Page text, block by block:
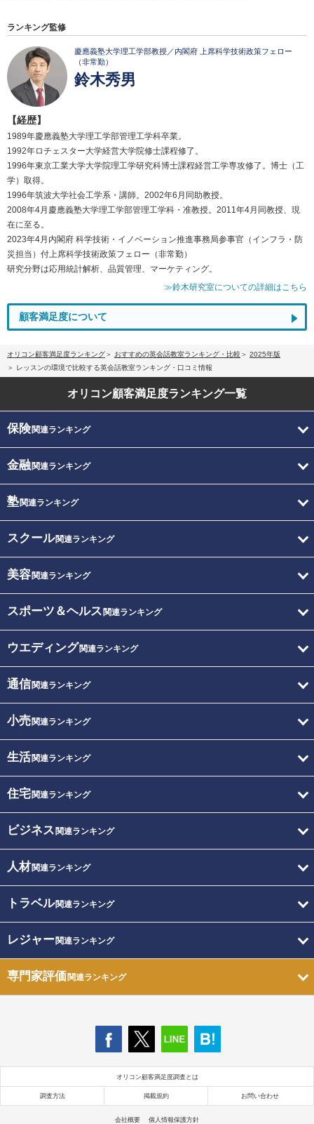
ランキング監修
慶應義塾大学理工学部教授／内閣府 上席科学技術政策フェロー
（非常勤）
鈴木秀男
【経歴】
1989年慶應義塾大学理工学部管理工学科卒業。
1992年ロチェスター大学経営大学院修士課程修了。
1996年東京工業大学大学院理工学研究科博士課程経営工学専攻修了。博士（工
学）取得。
1996年筑波大学社会工学系・講師。2002年6月同助教授。
2008年4月慶應義塾大学理工学部管理工学科・准教授。2011年4月同教授、現
在に至る。
2023年4月内閣府 科学技術・イノベーション推進事務局参事官（インフラ・防
災担当）付上席科学技術政策フェロー（非常勤）
研究分野は応用統計解析、品質管理、マーケティング。
≫鈴木研究室についての詳細はこちら
顧客満足度について
オリコン顧客満足度ランキング おすすめの英会話教室ランキング・比較
2025年版
レッスンの環境で比較する英会話教室ランキング・口コミ情報
オリコン顧客満足度ランキング一覧
保険関連ランキング
金融関連ランキング
塾関連ランキング
スクール関連ランキング
美容関連ランキング
スポーツ＆ヘルス 関連ランキング
ウエディング関連ランキング
通信関連ランキング
小売関連ランキング
生活関連ランキング
住宅関連ランキング
ビジネス 関連ランキング
人材関連ランキング
トラベル関連ランキング
レジャー関連ランキング
専門家評価関連ランキング
オリコン顧客満足度調査とは
調査方法 掲載規約 お問い合わせ
会社概要 個人情報保護方針